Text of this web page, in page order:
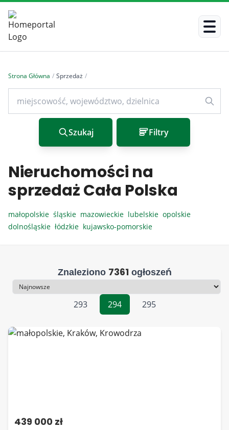
Strona Główna / Sprzedaż /
Szukaj Filtry
Nieruchomości na
sprzedaż Cała Polska
małopolskie śląskie mazowieckie lubelskie opolskie
dolnośląskie łódzkie kujawsko-pomorskie
Znaleziono 7361 ogłoszeń
Sortowanie
293
294 295
439 000 zł